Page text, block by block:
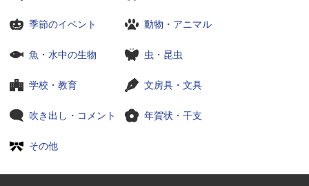
季節のイベント 動物・アニマル
魚・水中の生物 虫・昆虫
学校・教育 文房具・文具
吹き出し・コメント 年賀状・干支
その他